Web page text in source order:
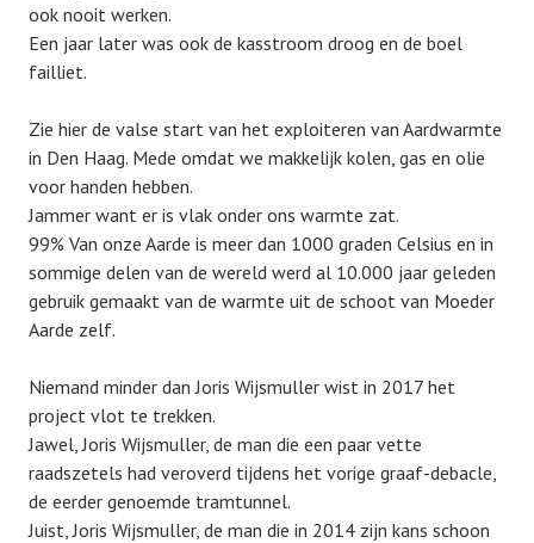
ook nooit werken.
Een jaar later was ook de kasstroom droog en de boel
failliet.
Zie hier de valse start van het exploiteren van Aardwarmte
in Den Haag. Mede omdat we makkelijk kolen, gas en olie
voor handen hebben.
Jammer want er is vlak onder ons warmte zat.
99% Van onze Aarde is meer dan 1000 graden Celsius en in
sommige delen van de wereld werd al 10.000 jaar geleden
gebruik gemaakt van de warmte uit de schoot van Moeder
Aarde zelf.
Niemand minder dan Joris Wijsmuller wist in 2017 het
project vlot te trekken.
Jawel, Joris Wijsmuller, de man die een paar vette
raadszetels had veroverd tijdens het vorige graaf-debacle,
de eerder genoemde tramtunnel.
Juist, Joris Wijsmuller, de man die in 2014 zijn kans schoon